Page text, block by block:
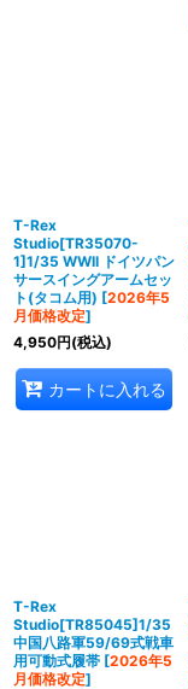
T-Rex
Studio[TR35070-
1]1/35 WWII ドイツパン
サースイングアームセッ
ト(タコム用) [2026年5
月価格改定]
4,950円(税込)
カートに入れる
T-Rex
Studio[TR85045]1/35
中国八路軍59/69式戦車
用可動式履帯 [2026年5
月価格改定]